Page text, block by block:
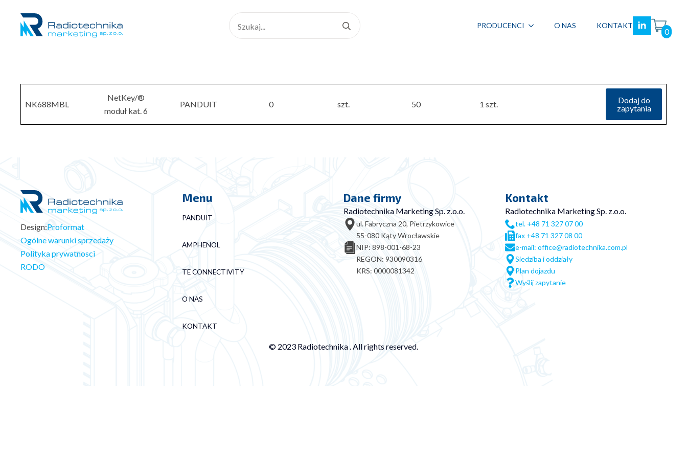
for:
PRODUCENCI O NAS KONTAKT
0
NK688MBL
NetKey/®
moduł kat. 6
PANDUIT 0 szt. 50 1 szt.
Dodaj do
zapytania
Design:Proformat
Ogólne warunki sprzedaży
Polityka prywatnosci
RODO
Menu
PANDUIT
AMPHENOL
TE CONNECTIVITY
O NAS
KONTAKT
Dane firmy
Radiotechnika Marketing Sp. z.o.o.
ul. Fabryczna 20, Pietrzykowice
55-080 Kąty Wrocławskie
NIP: 898-001-68-23
REGON: 930090316
KRS: 0000081342
Kontakt
Radiotechnika Marketing Sp. z.o.o.
tel. +48 71 327 07 00
fax +48 71 327 08 00
e-mail: office@radiotechnika.com.pl
Siedziba i oddziały
Plan dojazdu
Wyślij zapytanie
© 2023 Radiotechnika . All rights reserved.